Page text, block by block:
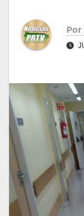
Por